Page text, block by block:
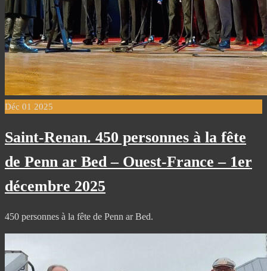
Déc 01 2025
Saint-Renan. 450 personnes à la fête
de Penn ar Bed – Ouest-France – 1er
décembre 2025
450 personnes à la fête de Penn ar Bed.